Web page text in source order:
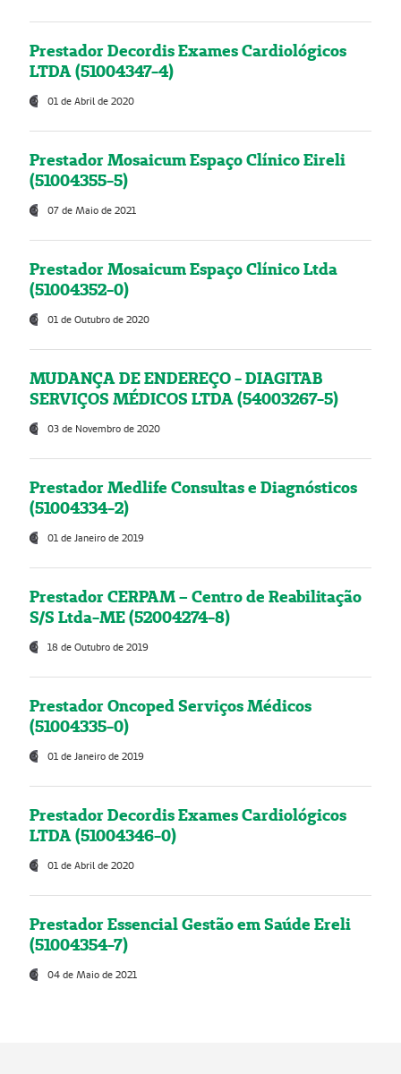
Prestador Decordis Exames Cardiológicos
LTDA (51004347-4)
01 de Abril de 2020
Prestador Mosaicum Espaço Clínico Eireli
(51004355-5)
07 de Maio de 2021
Prestador Mosaicum Espaço Clínico Ltda
(51004352-0)
01 de Outubro de 2020
MUDANÇA DE ENDEREÇO - DIAGITAB
SERVIÇOS MÉDICOS LTDA (54003267-5)
03 de Novembro de 2020
Prestador Medlife Consultas e Diagnósticos
(51004334-2)
01 de Janeiro de 2019
Prestador CERPAM – Centro de Reabilitação
S/S Ltda-ME (52004274-8)
18 de Outubro de 2019
Prestador Oncoped Serviços Médicos
(51004335-0)
01 de Janeiro de 2019
Prestador Decordis Exames Cardiológicos
LTDA (51004346-0)
01 de Abril de 2020
Prestador Essencial Gestão em Saúde Ereli
(51004354-7)
04 de Maio de 2021